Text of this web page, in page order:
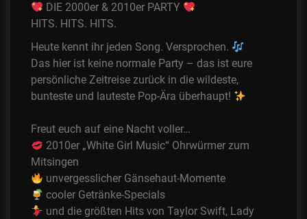
DIE 2000er & 2010er PARTY
HITS. HITS. HITS.
Heute kennt ihr jeden Song. Versprochen.
Das hier ist keine normale Party – das ist eure
persönliche Zeitreise zurück in die wildeste,
bunteste und lauteste Pop-Ära überhaupt!
Freut euch auf eine Nacht voller…
2010er „White Girl Music“ Ohrwürmer zum
Mitsingen
unvergesslicher Gänsehaut-Momente
cooler Getränke-Specials
und die größten Hits von Taylor Swift, Lady